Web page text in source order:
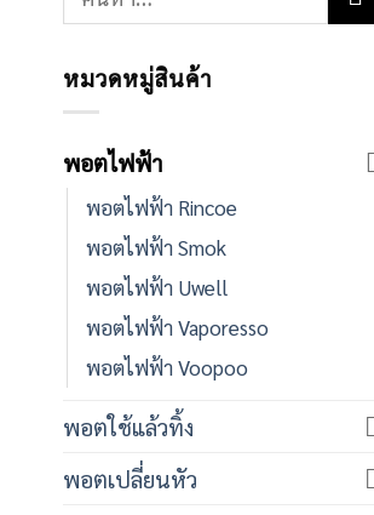
หมวดหมู่สินค้า
พอตไฟฟ้า
พอตไฟฟ้า Rincoe
พอตไฟฟ้า Smok
พอตไฟฟ้า Uwell
พอตไฟฟ้า Vaporesso
พอตไฟฟ้า Voopoo
พอตใช้แล้วทิ้ง
พอตเปลี่ยนหัว